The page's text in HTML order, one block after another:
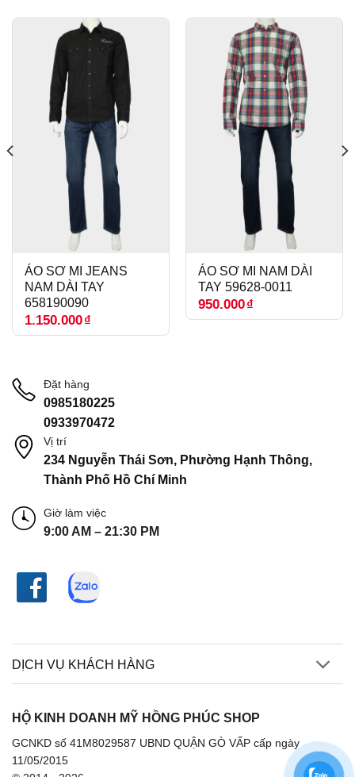
ÁO SƠ MI JEANS
NAM DÀI TAY
658190090
1.150.000₫
ÁO SƠ MI NAM DÀI
TAY 59628-0011
950.000₫
Đặt hàng
0985180225
0933970472
Vị trí
234 Nguyễn Thái Sơn, Phường Hạnh Thông,
Thành Phố Hồ Chí Minh
Giờ làm việc
9:00 AM – 21:30 PM
DỊCH VỤ KHÁCH HÀNG
HỘ KINH DOANH MỸ HỒNG PHÚC SHOP
GCNKD số 41M8029587 UBND QUẬN GÒ VẤP cấp ngày
11/05/2015